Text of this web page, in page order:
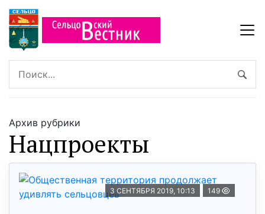
Архив рубрики
Нацпроекты
3 СЕНТЯБРЯ 2019, 10:13 149